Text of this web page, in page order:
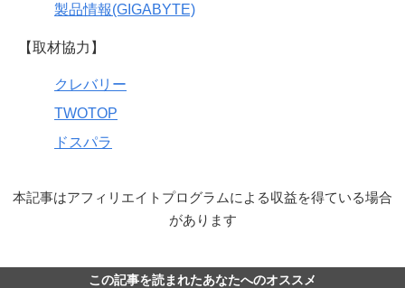
製品情報(GIGABYTE)
【取材協力】
クレバリー
TWOTOP
ドスパラ
本記事はアフィリエイトプログラムによる収益を得ている場合
があります
この記事を読まれたあなたへのオススメ